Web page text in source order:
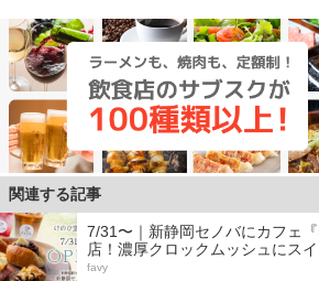
関連する記事
7/31〜｜新静岡セノバにカフェ
店！濃厚クロックムッシュにス
favy